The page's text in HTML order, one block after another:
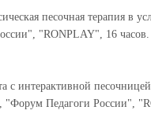
песочная терапия в
"RONPLAY", 16 часов.
с интерактивной
Педагоги России",